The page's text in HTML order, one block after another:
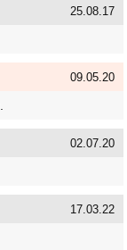
25.08.17
09.05.20
02.07.20
17.03.22